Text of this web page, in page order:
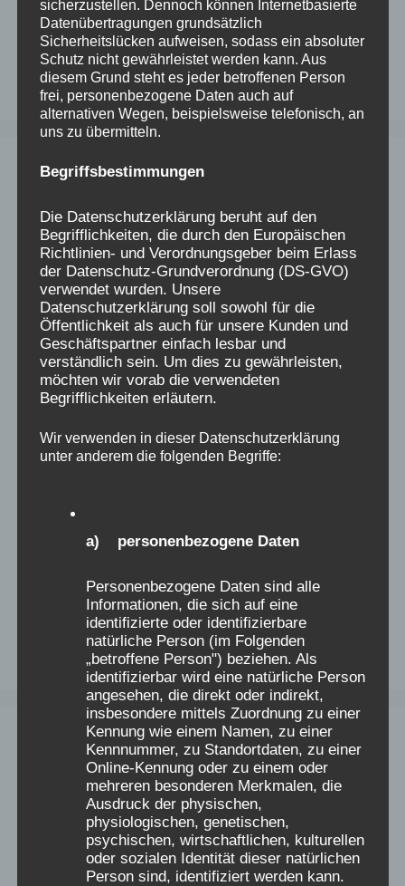
E-Mail.
sicherzustellen. Dennoch können Internetbasierte
Datenübertragungen grundsätzlich
Sicherheitslücken aufweisen, sodass ein absoluter
Schutz nicht gewährleistet werden kann. Aus
diesem Grund steht es jeder betroffenen Person
frei, personenbezogene Daten auch auf
alternativen Wegen, beispielsweise telefonisch, an
uns zu übermitteln.
Begriffsbestimmungen
Die Datenschutzerklärung beruht auf den
Begrifflichkeiten, die durch den Europäischen
Richtlinien- und Verordnungsgeber beim Erlass
der Datenschutz-Grundverordnung (DS-GVO)
verwendet wurden. Unsere
Datenschutzerklärung soll sowohl für die
Öffentlichkeit als auch für unsere Kunden und
Geschäftspartner einfach lesbar und
verständlich sein. Um dies zu gewährleisten,
möchten wir vorab die verwendeten
Begrifflichkeiten erläutern.
Wir verwenden in dieser Datenschutzerklärung
unter anderem die folgenden Begriffe:
a) personenbezogene Daten
Personenbezogene Daten sind alle
Informationen, die sich auf eine
identifizierte oder identifizierbare
natürliche Person (im Folgenden
„betroffene Person") beziehen. Als
identifizierbar wird eine natürliche Person
angesehen, die direkt oder indirekt,
insbesondere mittels Zuordnung zu einer
Kennung wie einem Namen, zu einer
Kennnummer, zu Standortdaten, zu einer
Online-Kennung oder zu einem oder
mehreren besonderen Merkmalen, die
Ausdruck der physischen,
physiologischen, genetischen,
psychischen, wirtschaftlichen, kulturellen
oder sozialen Identität dieser natürlichen
Person sind, identifiziert werden kann.